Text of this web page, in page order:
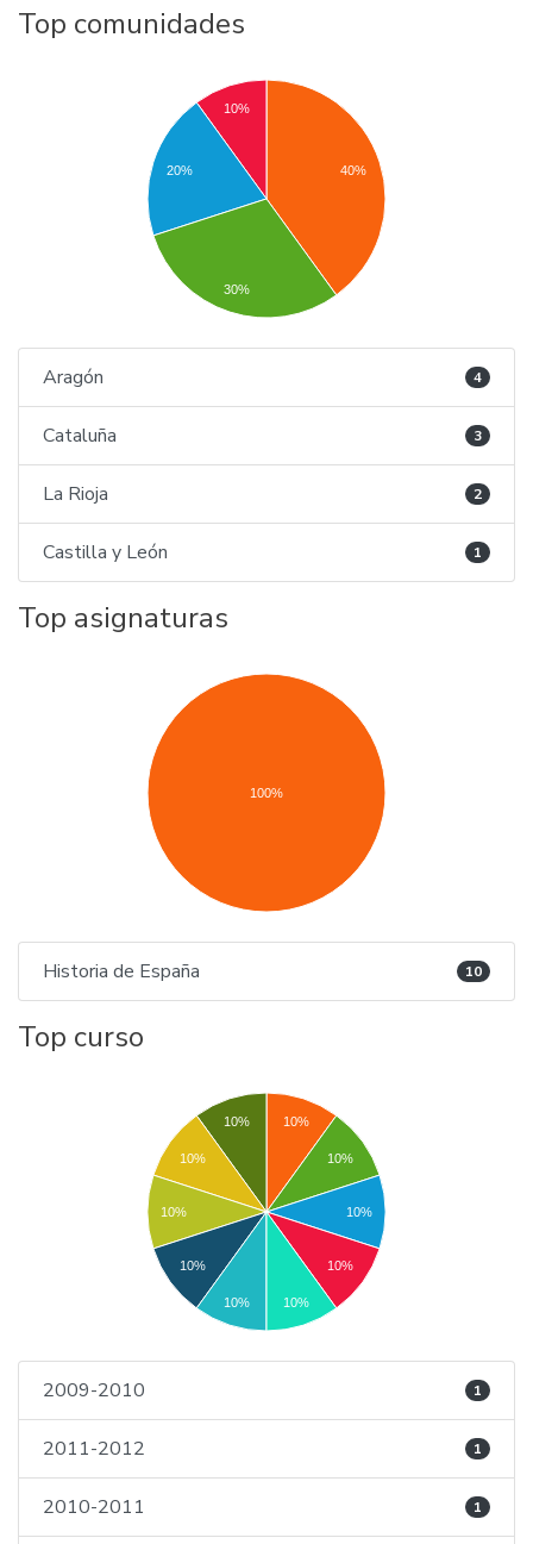
Top comunidades
40%
10%
20%
30%
Aragón 4
Cataluña 3
La Rioja 2
Castilla y León 1
Top asignaturas
100%
Historia de España 10
Top curso
10%
10%
10%
10%
10%
10%
10%
10%
10% 10%
2009-2010 1
2011-2012 1
2010-2011 1